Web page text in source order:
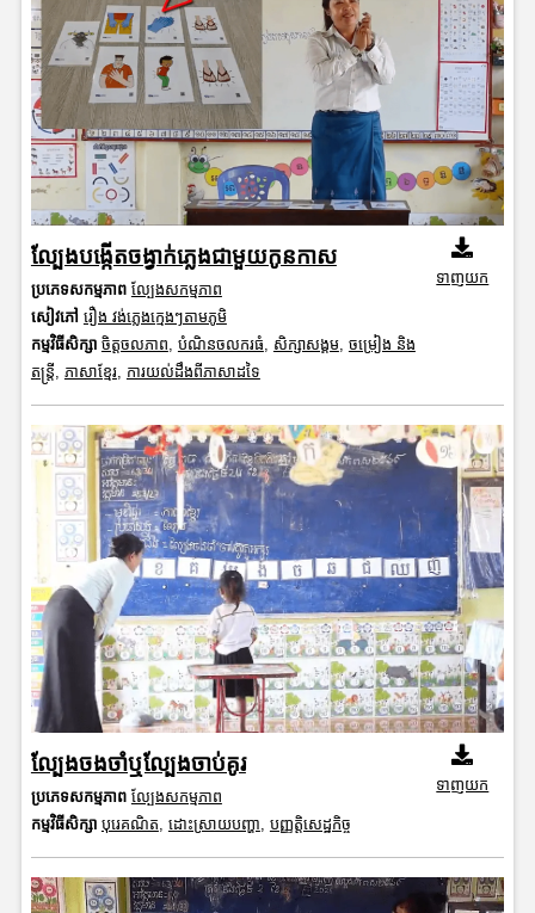
ល្បែងបង្កើតចង្វាក់ភ្លេងជាមួយកូនកាស
ប្រភេទសកម្មភាព ល្បែងសកម្មភាព
សៀវភៅ រឿង វង់ភ្លេងក្មេងៗតាមភូមិ
កម្មវិធីសិក្សា ចិត្តចលភាព បំណិនចលករធំ សិក្សាសង្គម, ចម្រៀង និង
តន្ត្រី ភាសាខ្មែរ, ការយល់ដឹងពីភាសាដទៃ
ទាញយក
ល្បែងចងចាំឬល្បែងចាប់គូរ
ប្រភេទសកម្មភាព ល្បែងសកម្មភាព
កម្មវិធីសិក្សា បុរេគណិត ដោះស្រាយបញ្ហា បញ្ញត្តិសេដ្ឋកិច្ច
ទាញយក